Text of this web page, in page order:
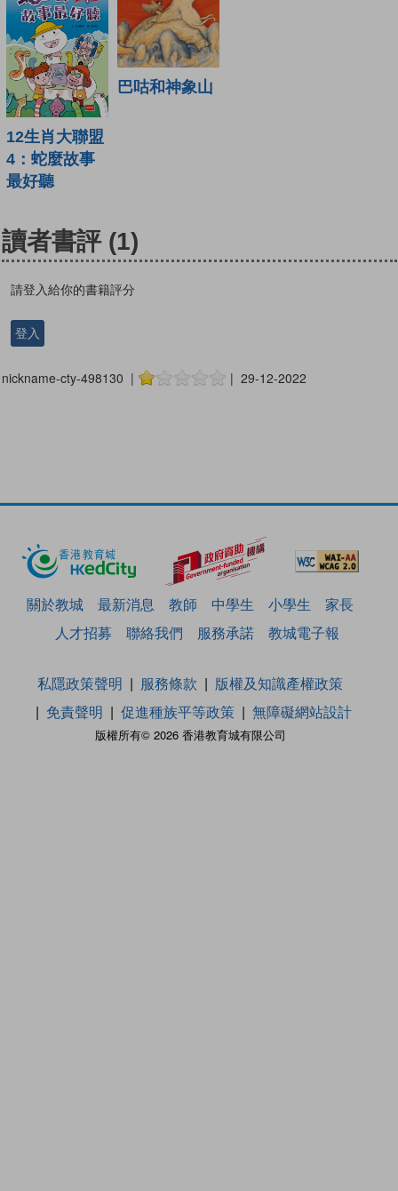
12生肖大聯盟
4：蛇麼故事
最好聽
巴咕和神象山
讀者書評 (1)
請登入給你的書籍評分
登入
nickname-cty-498130 | | 29-12-2022
關於教城 最新消息 教師 中學生 小學生
家長
人才招募
聯絡我們 服務承諾 教城電子報
版權所有© 2026 香港教育城有限公司
私隱政策聲明 服務條款
版權及知識產權政策
免責聲明
促進種族平等政策 無障礙網站設計